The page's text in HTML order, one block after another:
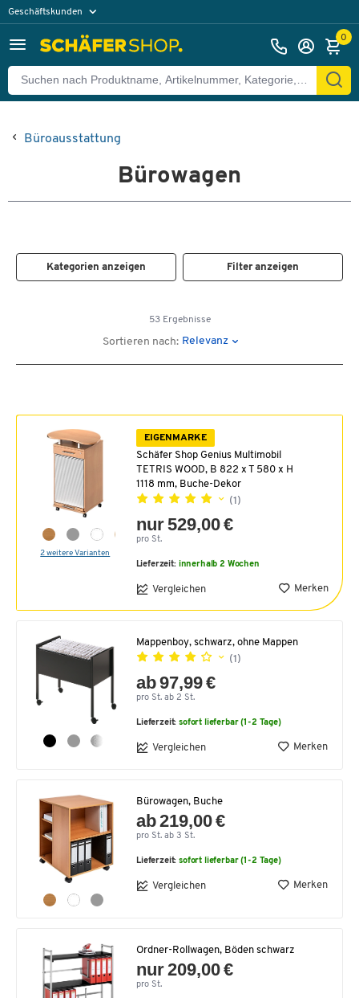
Geschäftskunden
0
Büroausstattung
Bürowagen
Kategorien anzeigen Filter anzeigen
53 Ergebnisse
Sortieren nach: Relevanz
2 weitere Varianten
EIGENMARKE
Schäfer Shop Genius Multimobil
TETRIS WOOD, B 822 x T 580 x H
1118 mm, Buche-Dekor
(1)
nur 529,00 €
pro St.
Lieferzeit: innerhalb 2 Wochen
Vergleichen Merken
Mappenboy, schwarz, ohne Mappen
(1)
ab 97,99 €
pro St. ab 2 St.
Lieferzeit:sofort lieferbar (1-2 Tage)
Vergleichen Merken
Bürowagen, Buche
ab 219,00 €
pro St. ab 3 St.
Lieferzeit:sofort lieferbar (1-2 Tage)
Vergleichen Merken
Ordner-Rollwagen, Böden schwarz
nur 209,00 €
pro St.